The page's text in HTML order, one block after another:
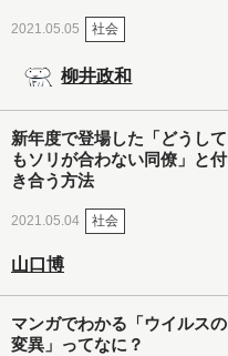
2021.05.05 社会
柳井政和
新年度で登場した「どうして
もソリが合わない同僚」と付
き合う方法
2021.05.04 社会
山口博
マンガでわかる「ウイルスの
変異」ってなに？